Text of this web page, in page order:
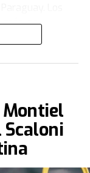
más, no
una rápida
Montiel
Scaloni